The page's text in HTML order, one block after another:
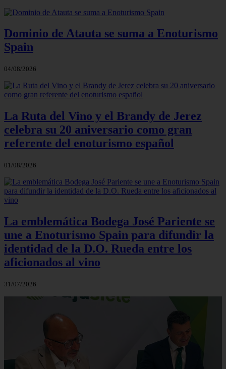
Dominio de Atauta se suma a Enoturismo
Spain
04/08/2026
La Ruta del Vino y el Brandy de Jerez
celebra su 20 aniversario como gran
referente del enoturismo español
01/08/2026
La emblemática Bodega José Pariente se
une a Enoturismo Spain para difundir la
identidad de la D.O. Rueda entre los
aficionados al vino
31/07/2026